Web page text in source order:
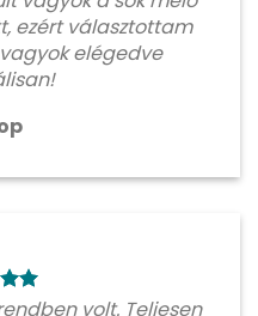
ezért választottam
elégedve
volt. Teljesen